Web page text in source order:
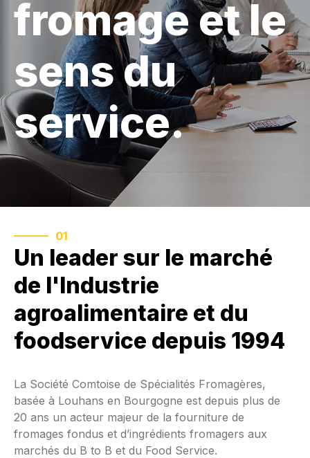
Actualités
Nous
rejoindre
Contactez-
nous
English
fromage et le
sens du
service.
01
Un leader sur le marché
de l'Industrie
agroalimentaire et du
foodservice depuis 1994
La Société Comtoise de Spécialités Fromagères,
basée à Louhans en Bourgogne est depuis plus de
20 ans un acteur majeur de la fourniture de
fromages fondus et d’ingrédients fromagers aux
marchés du B to B et du Food Service.